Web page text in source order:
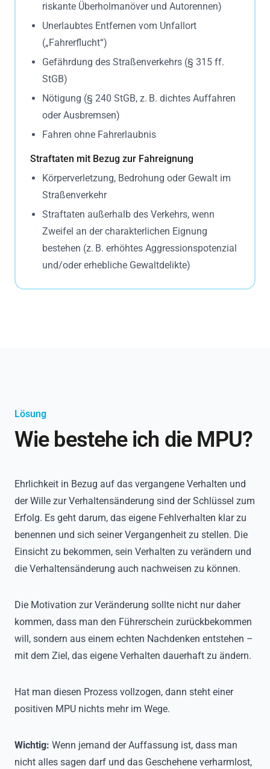
riskante Überholmanöver und Autorennen)
Unerlaubtes Entfernen vom Unfallort
(„Fahrerflucht“)
Gefährdung des Straßenverkehrs (§ 315 ff.
StGB)
Nötigung (§ 240 StGB, z. B. dichtes Auffahren
oder Ausbremsen)
Fahren ohne Fahrerlaubnis
Straftaten mit Bezug zur Fahreignung
Körperverletzung, Bedrohung oder Gewalt im
Straßenverkehr
Straftaten außerhalb des Verkehrs, wenn
Zweifel an der charakterlichen Eignung
bestehen (z. B. erhöhtes Aggressionspotenzial
und/oder erhebliche Gewaltdelikte)
Lösung
Wie bestehe ich die MPU?
Ehrlichkeit in Bezug auf das vergangene Verhalten und
der Wille zur Verhaltensänderung sind der Schlüssel zum
Erfolg. Es geht darum, das eigene Fehlverhalten klar zu
benennen und sich seiner Vergangenheit zu stellen. Die
Einsicht zu bekommen, sein Verhalten zu verändern und
die Verhaltensänderung auch nachweisen zu können.
Die Motivation zur Veränderung sollte nicht nur daher
kommen, dass man den Führerschein zurückbekommen
will, sondern aus einem echten Nachdenken entstehen –
mit dem Ziel, das eigene Verhalten dauerhaft zu ändern.
Hat man diesen Prozess vollzogen, dann steht einer
positiven MPU nichts mehr im Wege.
Wichtig: Wenn jemand der Auffassung ist, dass man
nicht alles sagen darf und das Geschehene verharmlost,